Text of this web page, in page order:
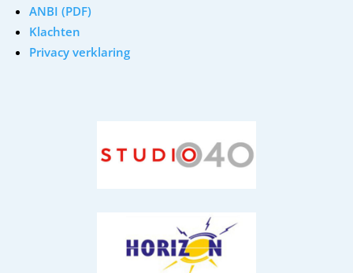
ANBI (PDF)
Klachten
Privacy verklaring